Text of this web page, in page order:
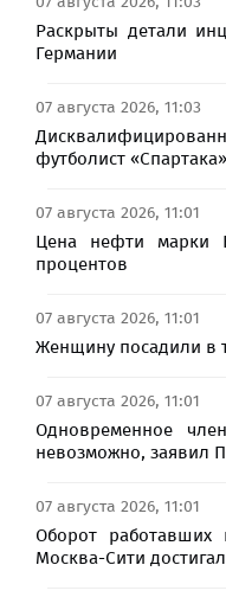
Раскрыты детали
Германии
07 августа 2026, 11:03
футболист
07 августа 2026, 11:01
Цена нефти марки
процентов
07 августа 2026, 11:01
Женщину посадили в
07 августа 2026, 11:01
Одновременное
невозможно, заявил
07 августа 2026, 11:01
Оборот работавших
Москва-Сити